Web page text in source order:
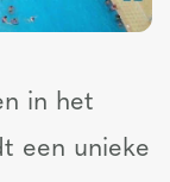
in het
een unieke